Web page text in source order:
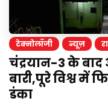
टेक्नोलॉजी न्यूज़
चंद्रयान-3 के
बारी,पूरे विश्व में
डंका